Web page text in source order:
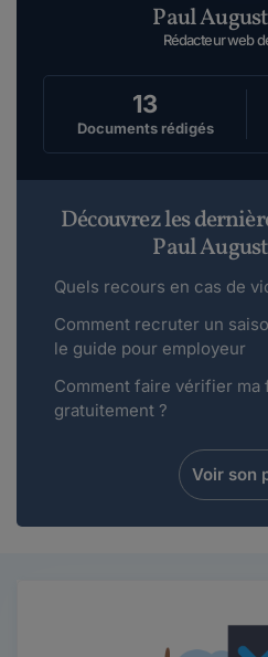
Paul
Rédacteur web
13
Documents rédigés
Découvrez les
Paul
Quels recours en cas de
Comment recruter un
le guide pour employeur
Comment faire vérifier ma
gratuitement ?
Voir son